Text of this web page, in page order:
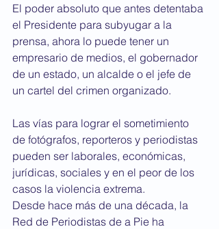
El poder absoluto que antes detentaba
el Presidente para subyugar a la
prensa, ahora lo puede tener un
empresario de medios, el gobernador
de un estado, un alcalde o el jefe de
un cartel del crimen organizado.
Las vías para lograr el sometimiento
de fotógrafos, reporteros y periodistas
pueden ser laborales, económicas,
jurídicas, sociales y en el peor de los
casos la violencia extrema.
Desde hace más de una década, la
Red de Periodistas de a Pie ha